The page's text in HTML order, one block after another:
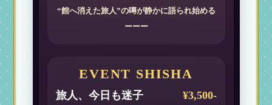
“館へ消えた旅人”の噂が静かに語られ始める
ーーー
EVENT SHISHA
旅人、今日も迷子 ¥3,500-